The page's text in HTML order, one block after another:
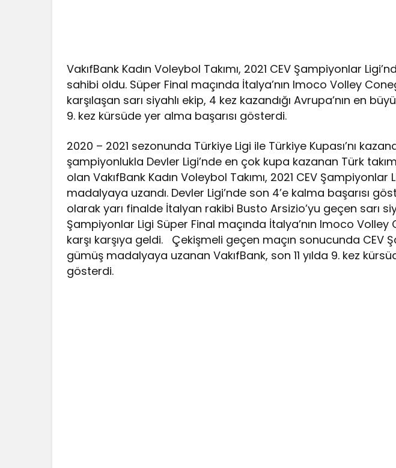
VakıfBank Kadın Voleybol Takımı, 2021 CEV Şampiyonlar
sahibi oldu. Süper Final maçında İtalya’nın Imoco Volley
karşılaşan sarı siyahlı ekip, 4 kez kazandığı Avrupa’nın en
9. kez kürsüde yer alma başarısı gösterdi.
2020 – 2021 sezonunda Türkiye Ligi ile Türkiye Kupası’nı
şampiyonlukla Devler Ligi’nde en çok kupa kazanan Türk
olan VakıfBank Kadın Voleybol Takımı, 2021 CEV Şampiyonlar
madalyaya uzandı. Devler Ligi’nde son 4’e kalma başarısı
olarak yarı finalde İtalyan rakibi Busto Arsizio’yu geçen sarı
Şampiyonlar Ligi Süper Final maçında İtalya’nın Imoco Volley
karşı karşıya geldi. Çekişmeli geçen maçın sonucunda CEV
gümüş madalyaya uzanan VakıfBank, son 11 yılda 9. kez
gösterdi.